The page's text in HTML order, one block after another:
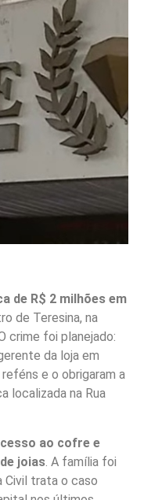
de R$ 2 milhões em
de Teresina, na
crime foi planejado:
da loja em
e o obrigaram a
localizada na Rua
ao cofre e
joias . A família foi
Civil trata o caso